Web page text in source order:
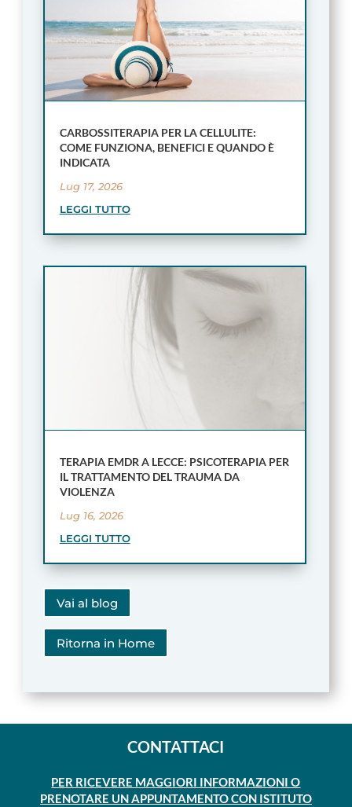
CARBOSSITERAPIA PER LA CELLULITE:
COME FUNZIONA, BENEFICI E QUANDO È
INDICATA
Lug 17, 2026
LEGGI TUTTO
TERAPIA EMDR A LECCE: PSICOTERAPIA PER
IL TRATTAMENTO DEL TRAUMA DA
VIOLENZA
Lug 16, 2026
LEGGI TUTTO
Vai al blog
Ritorna in Home
CONTATTACI
PER RICEVERE MAGGIORI INFORMAZIONI O
PRENOTARE UN APPUNTAMENTO CON ISTITUTO